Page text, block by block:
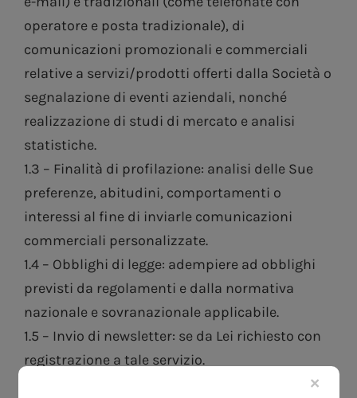
operatore e posta tradizionale), di
comunicazioni promozionali e commerciali
relative a servizi/prodotti offerti dalla Società o
segnalazione di eventi aziendali, nonché
realizzazione di studi di mercato e analisi
statistiche.
1.3 – Finalità di profilazione: analisi delle Sue
preferenze, abitudini, comportamenti o
interessi al fine di inviarle comunicazioni
commerciali personalizzate.
1.4 – Obblighi di legge: adempiere ad obblighi
previsti da regolamenti e dalla normativa
nazionale e sovranazionale applicabile.
1.5 – Invio di newsletter: se da Lei richiesto con
registrazione a tale servizio.
×